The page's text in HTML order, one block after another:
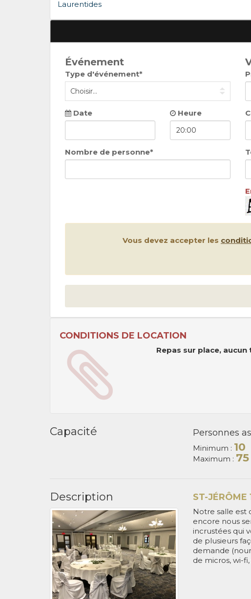
Laurentides
Événement
Type d'événement*
Date Heure
Nombre de personne*
Vous devez accepter les
CONDITIONS DE LOCATION
Repas sur place,
Capacité Personnes
Minimum : 10
Maximum : 75
Description ST-JÉRÔME
Notre salle est
encore nous
incrustées qui
de plusieurs
demande
de micros, wi-